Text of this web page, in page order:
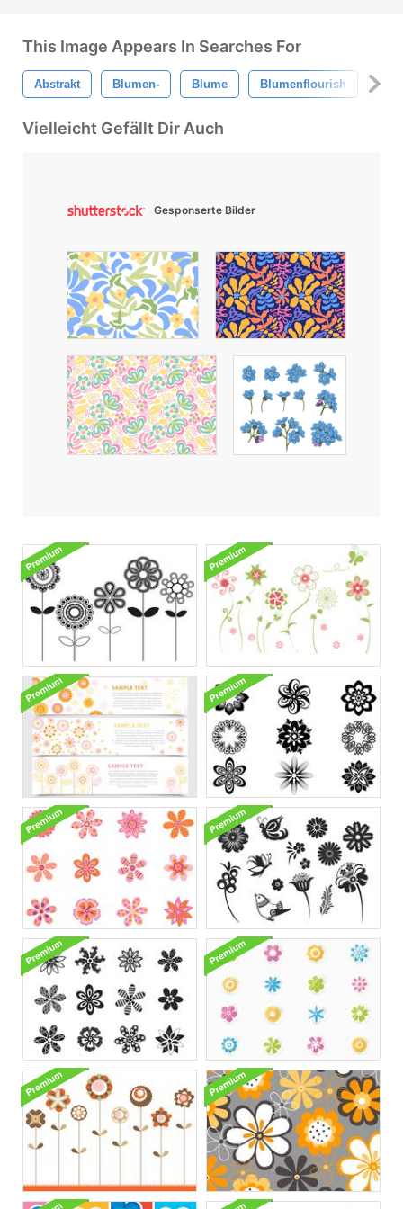
This Image Appears In Searches For
Abstrakt Blumen- Blume Blumenflourish
Vielleicht Gefällt Dir Auch
Gesponserte Bilder